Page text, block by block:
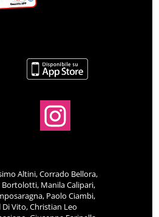
Altini, Corrado Bellora,
Bortolotti, Manila Calipari,
Paolo Ciambi,
Vito, Christian Leo